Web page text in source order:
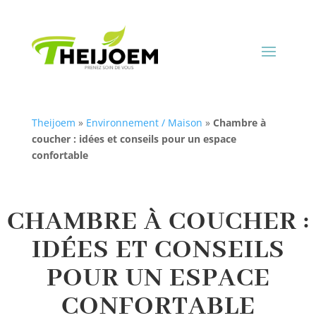
Theijoem » Environnement / Maison » Chambre à
coucher : idées et conseils pour un espace
confortable
CHAMBRE À COUCHER :
IDÉES ET CONSEILS
POUR UN ESPACE
CONFORTABLE